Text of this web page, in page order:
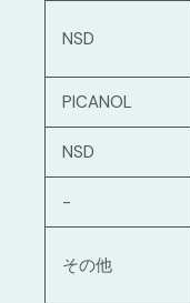
NSD
PICANOL
NSD
-
その他